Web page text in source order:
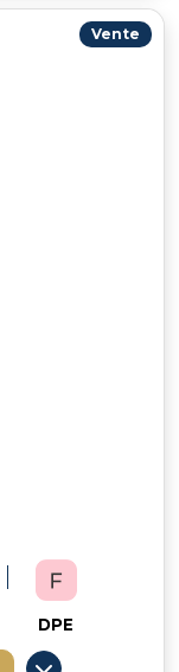
Vente
DPE